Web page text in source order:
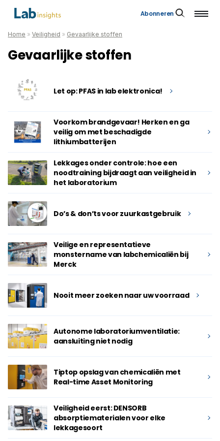
Abonneren
Home » Veiligheid » Gevaarlijke stoffen
Gevaarlijke stoffen
Let op: PFAS in lab elektronica!
Voorkom brandgevaar! Herken en ga
veilig om met beschadigde
lithiumbatterijen
Lekkages onder controle: hoe een
noodtraining bijdraagt aan veiligheid in
het laboratorium
Do’s & don’ts voor zuurkastgebruik
Veilige en representatieve
monstername van labchemicaliën bij
Merck
Nooit meer zoeken naar uw voorraad
Autonome laboratoriumventilatie:
aansluiting niet nodig
Tiptop opslag van chemicaliën met
Real-time Asset Monitoring
Veiligheid eerst: DENSORB
absorptiematerialen voor elke
lekkagesoort